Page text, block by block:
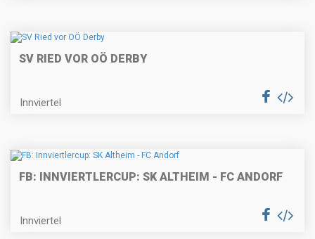
SV RIED VOR OÖ DERBY
Innviertel
FB: INNVIERTLERCUP: SK ALTHEIM - FC ANDORF
Innviertel